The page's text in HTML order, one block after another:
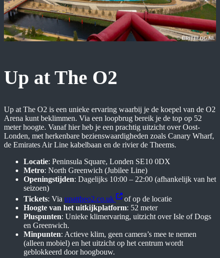
Up at The O2
Up at The O2 is een unieke ervaring waarbij je de koepel van de O2
Arena kunt beklimmen. Via een loopbrug bereik je de top op 52
meter hoogte. Vanaf hier heb je een prachtig uitzicht over Oost-
Londen, met herkenbare bezienswaardigheden zoals Canary Wharf,
de Emirates Air Line kabelbaan en de rivier de Theems.
Locatie: Peninsula Square, Londen SE10 0DX
Metro: North Greenwich (Jubilee Line)
Openingstijden: Dagelijks 10:00 – 22:00 (afhankelijk van het
seizoen)
Tickets: Via upattheo2.co.uk
of op de locatie
Hoogte van het uitkijkplatform: 52 meter
Pluspunten: Unieke klimervaring, uitzicht over Isle of Dogs
en Greenwich.
Minpunten: Actieve klim, geen camera’s mee te nemen
(alleen mobiel) en het uitzicht op het centrum wordt
geblokkeerd door hoogbouw.